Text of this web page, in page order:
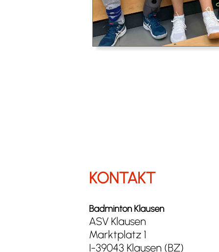
KONTAKT
Badminton Klausen
ASV Klausen
Marktplatz 1
I-39043 Klausen (BZ)